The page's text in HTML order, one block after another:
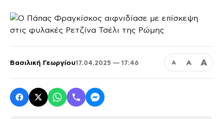
Βασιλική Γεωργίου17.04.2025 — 17:46 Α Α Α